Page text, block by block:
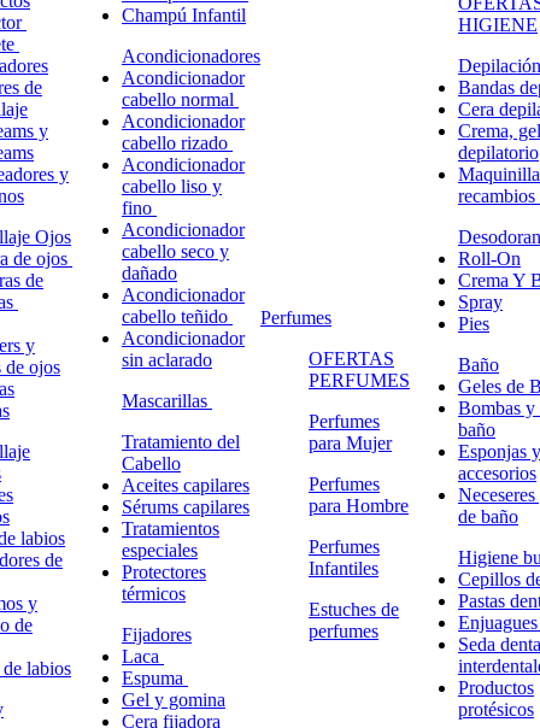
de
y
y
Ojos
de ojos
de
y
de ojos
labios
de
y
de
labios
Champú Infantil
Acondicionadores
Acondicionador
cabello normal
Acondicionador
cabello rizado
Acondicionador
cabello liso y
fino
Acondicionador
cabello seco y
dañado
Acondicionador
cabello teñido
Acondicionador
sin aclarado
Mascarillas
Tratamiento del
Cabello
Aceites capilares
Sérums capilares
Tratamientos
especiales
Protectores
térmicos
Fijadores
Laca
Espuma
Gel y gomina
Cera fijadora
Perfumes
OFERTAS
PERFUMES
Perfumes
para Mujer
Perfumes
para Hombre
Perfumes
Infantiles
Estuches de
perfumes
HIGIENE
Depilación
Bandas
Cera
Crema,
depilatorio
recambios
Roll-On
Crema Y
Spray
Pies
Baño
Geles de
Bombas y
baño
Esponjas y
accesorios
de baño
Higiene
Cepillos
Pastas
Seda
Productos
protésicos